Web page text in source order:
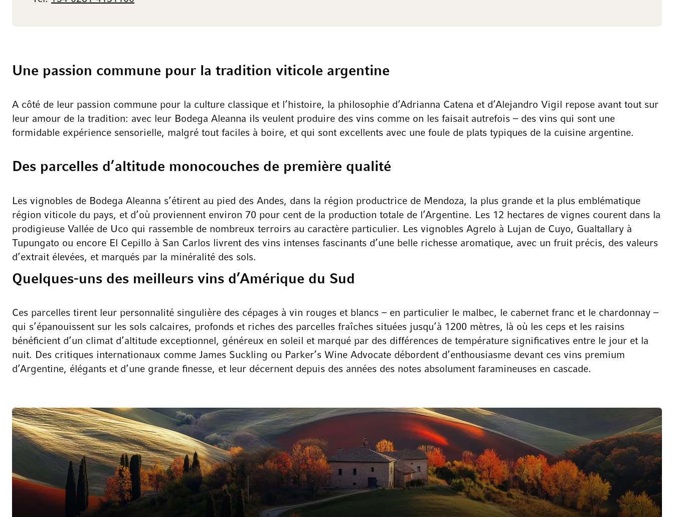
Une passion commune pour la tradition viticole argentine
A côté de leur passion commune pour la culture classique et l’histoire, la philosophie d’Adrianna Catena et d’Alejandro Vigil repose avant tout sur
leur amour de la tradition: avec leur Bodega Aleanna ils veulent produire des vins comme on les faisait autrefois – des vins qui sont une
formidable expérience sensorielle, malgré tout faciles à boire, et qui sont excellents avec une foule de plats typiques de la cuisine argentine.
Des parcelles d’altitude monocouches de première qualité
Les vignobles de Bodega Aleanna s’étirent au pied des Andes, dans la région productrice de Mendoza, la plus grande et la plus emblématique
région viticole du pays, et d’où proviennent environ 70 pour cent de la production totale de l’Argentine. Les 12 hectares de vignes courent dans la
prodigieuse Vallée de Uco qui rassemble de nombreux terroirs au caractère particulier. Les vignobles Agrelo à Lujan de Cuyo, Gualtallary à
Tupungato ou encore El Cepillo à San Carlos livrent des vins intenses fascinants d’une belle richesse aromatique, avec un fruit précis, des valeurs
d’extrait élevées, et marqués par la minéralité des sols.
Quelques-uns des meilleurs vins d’Amérique du Sud
Ces parcelles tirent leur personnalité singulière des cépages à vin rouges et blancs – en particulier le malbec, le cabernet franc et le chardonnay –
qui s’épanouissent sur les sols calcaires, profonds et riches des parcelles fraîches situées jusqu’à 1200 mètres, là où les ceps et les raisins
bénéficient d’un climat d’altitude exceptionnel, généreux en soleil et marqué par des différences de température significatives entre le jour et la
nuit. Des critiques internationaux comme James Suckling ou Parker’s Wine Advocate débordent d’enthousiasme devant ces vins premium
d’Argentine, élégants et d’une grande finesse, et leur décernent depuis des années des notes absolument faramineuses en cascade.